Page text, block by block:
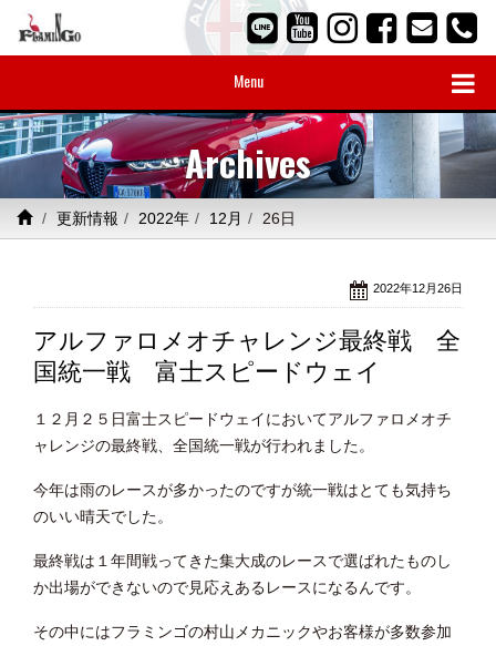
Menu
Archives
更新情報 2022年 12月 26日
2022年12月26日
アルファロメオチャレンジ最終戦 全
国統一戦 富士スピードウェイ
１２月２５日富士スピードウェイにおいてアルファロメオチ
ャレンジの最終戦、全国統一戦が行われました。
今年は雨のレースが多かったのですが統一戦はとても気持ち
のいい晴天でした。
最終戦は１年間戦ってきた集大成のレースで選ばれたものし
か出場ができないので見応えあるレースになるんです。
その中にはフラミンゴの村山メカニックやお客様が多数参加